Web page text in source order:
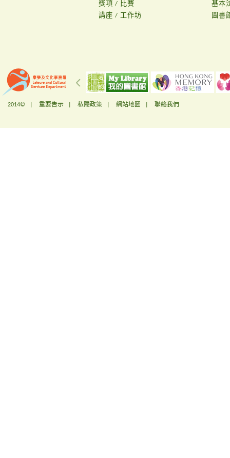
獎項 / 比賽
講座 / 工作坊
基本
圖書
2014© | 重要告示 私隱政策 網站地圖 聯絡我們